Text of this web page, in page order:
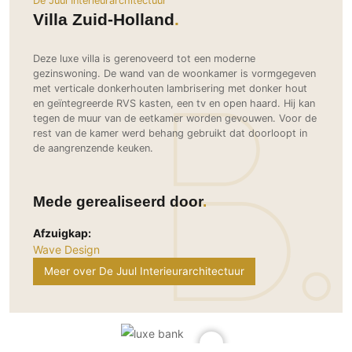
Woondecoratie
Roomdividers
Bedden
Meubels
Verlichting
Interieurbouw
Trappen
Keuken
Ramen
Deursystemen
Glazen wandsystemen
Vouwwanden
Garagedeuren
Buitenshutters
Overig
Autolift
Tuinmeubelen
Omheining
Hekwerken en poorten
Zwemmen
Buitenvloeren
Houten buitenvloeren
Kinderkamer
Slaapkamer
Thuisbioscoop
Toilet
Wellness
Werkkamer
Woonkamer
Buitenkijken
Bijgebouw / Poolhouse
Villa Zuid-Holland
Deze luxe villa is gerenoveerd tot een moderne
gezinswoning. De wand van de woonkamer is vormgegeven
met verticale donkerhouten lambrisering met donker hout
en geïntegreerde RVS kasten, een tv en open haard. Hij kan
tegen de muur van de eetkamer worden gevouwen. Voor de
rest van de kamer werd behang gebruikt dat doorloopt in
de aangrenzende keuken.
Mede gerealiseerd door
Afzuigkap:
Wave Design
Meer over De Juul Interieurarchitectuur